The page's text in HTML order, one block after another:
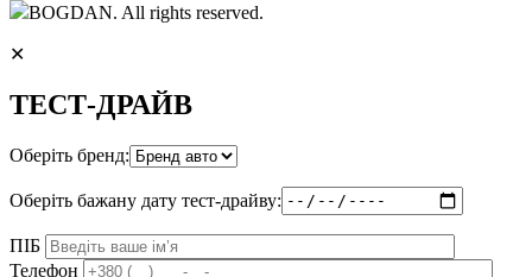
BOGDAN. All rights reserved.
✕
ТЕСТ-ДРАЙВ
Оберіть бренд:
Оберіть бажану дату тест-драйву:
ПІБ
Телефон